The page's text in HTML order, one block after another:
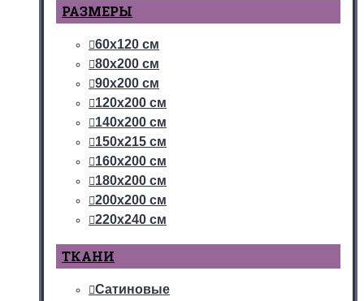
РАЗМЕРЫ
60х120 см
80х200 см
90х200 см
120х200 см
140х200 см
150х215 см
160х200 см
180х200 см
200х200 см
220х240 см
ТКАНИ
Сатиновые